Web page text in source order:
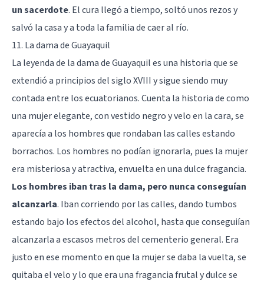
un sacerdote. El cura llegó a tiempo, soltó unos rezos y
salvó la casa y a toda la familia de caer al río.
11. La dama de Guayaquil
La leyenda de la dama de Guayaquil es una historia que se
extendió a principios del siglo XVIII y sigue siendo muy
contada entre los ecuatorianos. Cuenta la historia de como
una mujer elegante, con vestido negro y velo en la cara, se
aparecía a los hombres que rondaban las calles estando
borrachos. Los hombres no podían ignorarla, pues la mujer
era misteriosa y atractiva, envuelta en una dulce fragancia.
Los hombres iban tras la dama, pero nunca conseguían
alcanzarla. Iban corriendo por las calles, dando tumbos
estando bajo los efectos del alcohol, hasta que conseguiían
alcanzarla a escasos metros del cementerio general. Era
justo en ese momento en que la mujer se daba la vuelta, se
quitaba el velo y lo que era una fragancia frutal y dulce se